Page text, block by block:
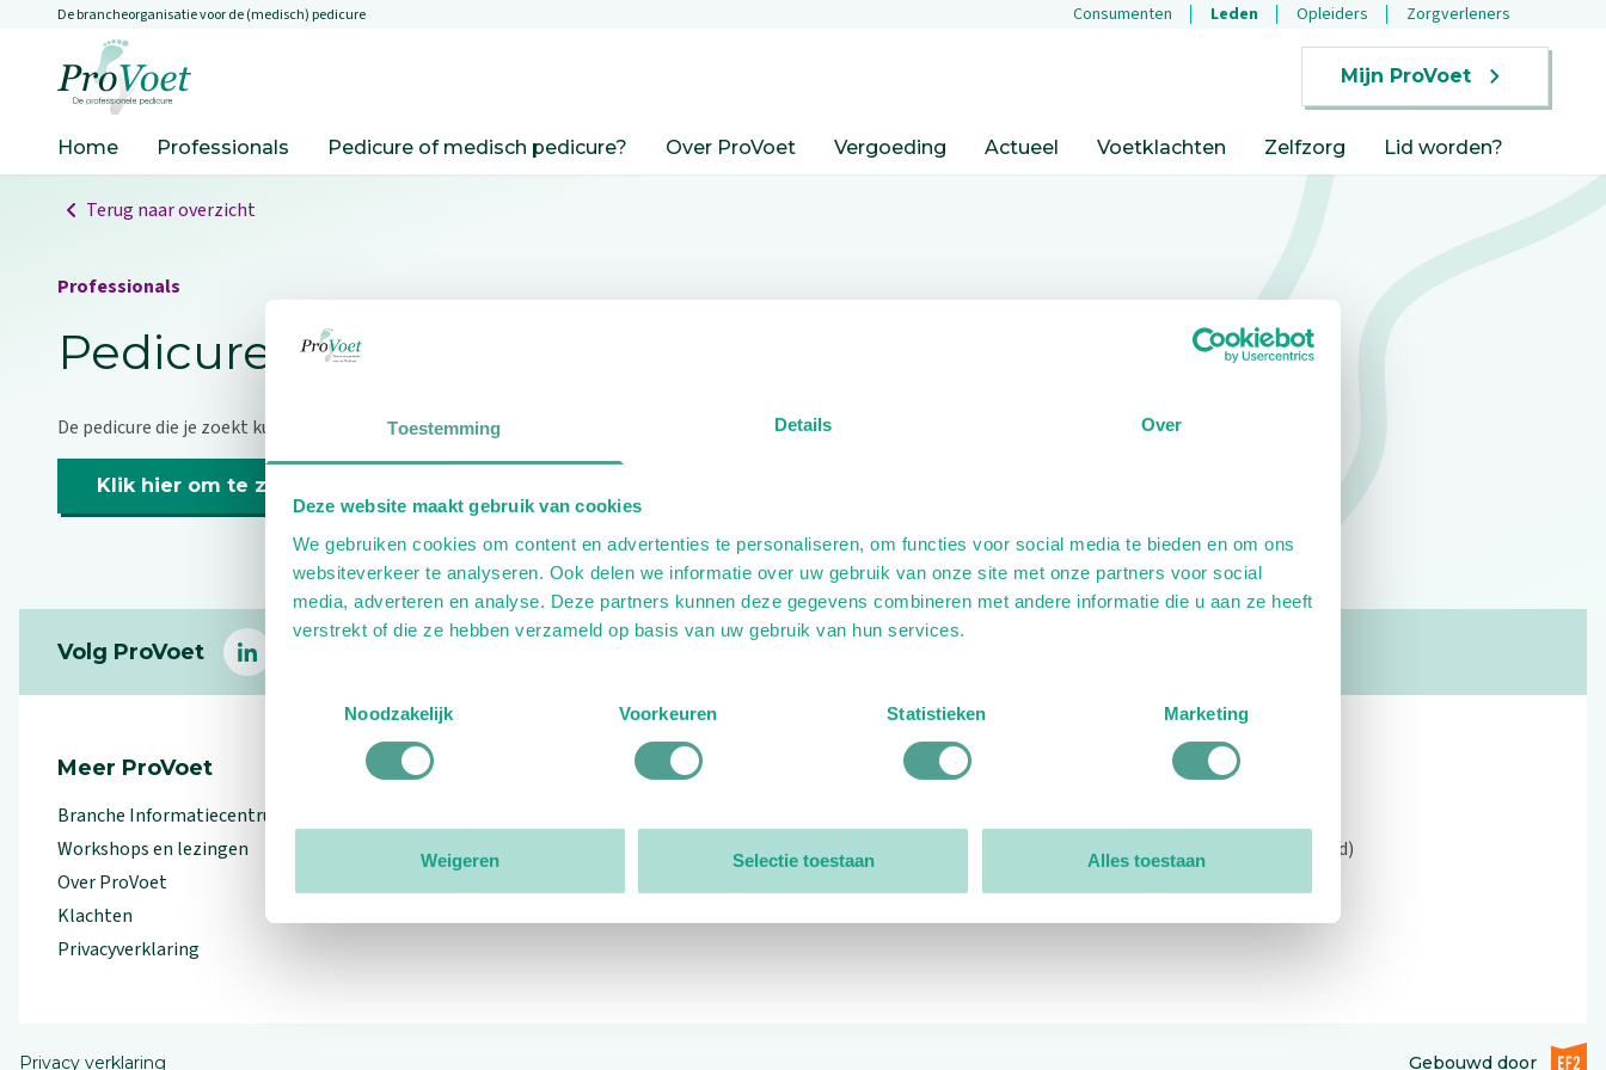
Toestemming Details Over
Deze website maakt gebruik van cookies
We gebruiken cookies om content en advertenties te personaliseren, om functies voor social media te bieden en om ons
websiteverkeer te analyseren. Ook delen we informatie over uw gebruik van onze site met onze partners voor social
media, adverteren en analyse. Deze partners kunnen deze gegevens combineren met andere informatie die u aan ze heeft
verstrekt of die ze hebben verzameld op basis van uw gebruik van hun services.
Noodzakelijk
Voorkeuren Statistieken Marketing
Weigeren Selectie toestaan Alles toestaan
Overslaan en naar de inhoud gaan
De brancheorganisatie voor de (medisch) pedicure Consumenten Leden Opleiders Zorgverleners
Mijn ProVoet
Home Professionals Pedicure of medisch pedicure? Over ProVoet Vergoeding Actueel Voetklachten Zelfzorg Lid worden?
Terug naar overzicht
Professionals
Pedicure niet gevonden
De pedicure die je zoekt kunnen we niet vinden.
Klik hier om te zoeken naar een andere pedicure.
Volg ProVoet
linkedin
Meer ProVoet
Branche Informatiecentrum
Workshops en lezingen
Over ProVoet
Klachten
Privacyverklaring
Organisatie
Open: 09:00 - 12:30 (alleen ochtend)
Privacy verklaring Gebouwd doorEF2